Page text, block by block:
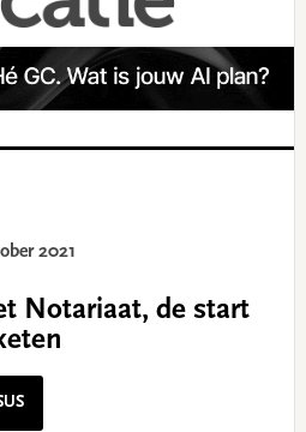
2021
Notariaat, de start